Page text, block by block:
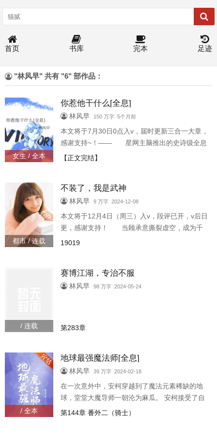
首页 书库 完本 足迹
"林风早" 共有 "6" 部作品：
女生 / 全本
你惹他干什么[全息]
林风早 150 万字 5个月前
本文将于7月30日0点入v，届时更新三合一大章，
感谢支持~！—— 星网主脑推出的史诗级全息
游戏《恒宇》的论坛上，有玩家发贴。 -
的少年武者，脑后扎着英气的高马尾，眼睛亮亮
的。 几分钟后，帖子被回复挤
爆。 【快跑！！（撕心裂肺）】
【我草，这不那个谁吗？楼主赶紧退队打车
【正文完结】
都市 / 连载
不装了，我是武神
林风早 9 万字 2024-12-08
本文将于12月4日（周三）入v，段评已开，v后日
更，感谢支持！ 当顾承意撕裂虚空，成为千
百年唯一一个飞升之人时，他以为等待自己的会
界，不过是一款游戏，而他只是游戏内的一名
npc。 顾承意毁灭吧，累了。 顾
19019
/ 连载
赛博江湖，专治不服
林风早 98 万字 2024-05-24
第283章
/ 全本
地球最强魔法师[全息]
林风早 39 万字 2024-02-18
在一次意外中，安柯穿越到了魔法元素稀缺的地
球，堂堂大魔导师一朝沦为麻瓜。 安柯接受了自
己成为一个普通人的现实，开始慢慢融入地球的
第144章 番外二（骑士）